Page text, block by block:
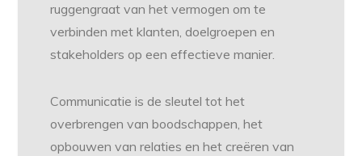
ruggengraat van het vermogen om te
verbinden met klanten, doelgroepen en
stakeholders op een effectieve manier.
Communicatie is de sleutel tot het
overbrengen van boodschappen, het
opbouwen van relaties en het creëren van